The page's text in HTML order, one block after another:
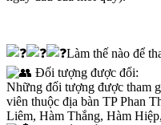
Làm thế nào để
Đối tượng được đổi:
Những đối tượng được tham
viên thuộc địa bàn TP Phan
Liêm, Hàm Thắng, Hàm